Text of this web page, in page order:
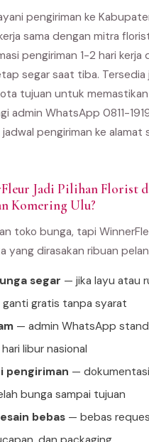
pengiriman ke
sama dengan mitra
pengiriman 1-2 hari kerja
segar saat tiba. Tersedia
tujuan untuk
admin WhatsApp 0811-
pengiriman ke alamat
Jadi Pilihan Florist
Komering Ulu?
toko bunga, tapi
yang dirasakan ribuan
segar — jika layu atau
ganti gratis tanpa syarat
— admin WhatsApp
libur nasional
pengiriman —
bunga sampai tujuan
bebas— bebas